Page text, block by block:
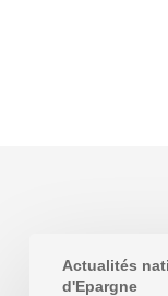
Actualités
d'Epargne
mars